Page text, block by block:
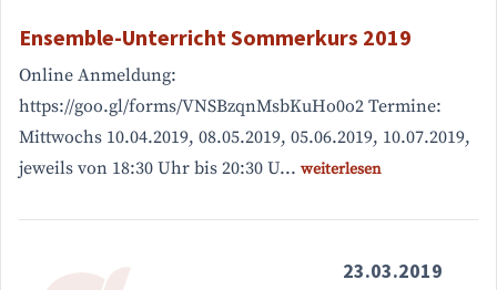
Ensemble-Unterricht Sommerkurs 2019
Online Anmeldung:
https://goo.gl/forms/VNSBzqnMsbKuHo0o2 Termine:
Mittwochs 10.04.2019, 08.05.2019, 05.06.2019, 10.07.2019,
jeweils von 18:30 Uhr bis 20:30 U... weiterlesen
23.03.2019